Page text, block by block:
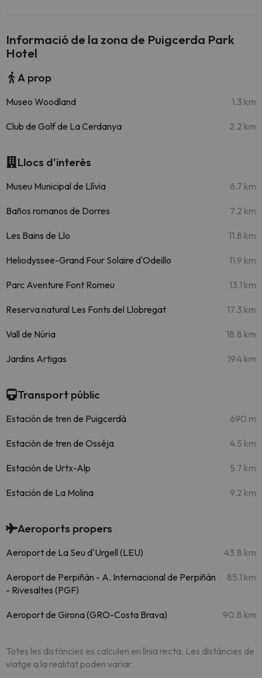
Informació de la zona de Puigcerda Park
Hotel
A prop
Museo Woodland 1.3 km
Club de Golf de La Cerdanya 2.2 km
Llocs d'interès
Museu Municipal de Llívia 6.7 km
Baños romanos de Dorres 7.2 km
Les Bains de Llo 11.8 km
Heliodyssee-Grand Four Solaire d'Odeillo 11.9 km
Parc Aventure Font Romeu 13.1 km
Reserva natural Les Fonts del Llobregat 17.3 km
Vall de Núria 18.8 km
Jardins Artigas 19.4 km
Transport públic
Estación de tren de Puigcerdà 690 m
Estación de tren de Osséja 4.5 km
Estación de Urtx-Alp 5.7 km
Estación de La Molina 9.2 km
Aeroports propers
Aeroport de La Seu d'Urgell (LEU) 43.8 km
Aeroport de Perpiñán - A. Internacional de Perpiñán
- Rivesaltes (PGF)
85.1 km
Aeroport de Girona (GRO-Costa Brava) 90.8 km
Totes les distàncies es calculen en línia recta. Les distàncies de
viatge a la realitat poden variar.